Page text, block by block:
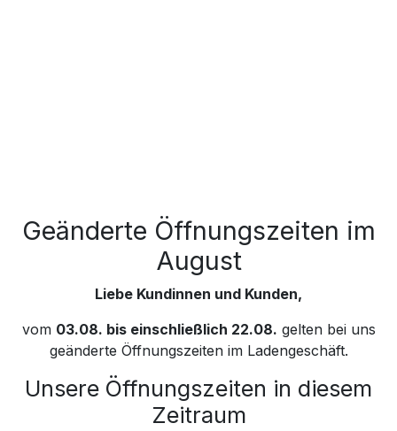
Geänderte Öffnungszeiten im
August
Liebe Kundinnen und Kunden,
vom 03.08. bis einschließlich 22.08. gelten bei uns
geänderte Öffnungszeiten im Ladengeschäft.
Unsere Öffnungszeiten in diesem
Zeitraum